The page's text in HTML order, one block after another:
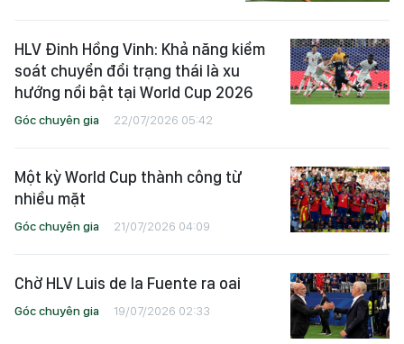
HLV Đinh Hồng Vinh: Khả năng kiểm
soát chuyển đổi trạng thái là xu
hướng nổi bật tại World Cup 2026
Góc chuyên gia 22/07/2026 05:42
Một kỳ World Cup thành công từ
nhiều mặt
Góc chuyên gia 21/07/2026 04:09
Chờ HLV Luis de la Fuente ra oai
Góc chuyên gia 19/07/2026 02:33